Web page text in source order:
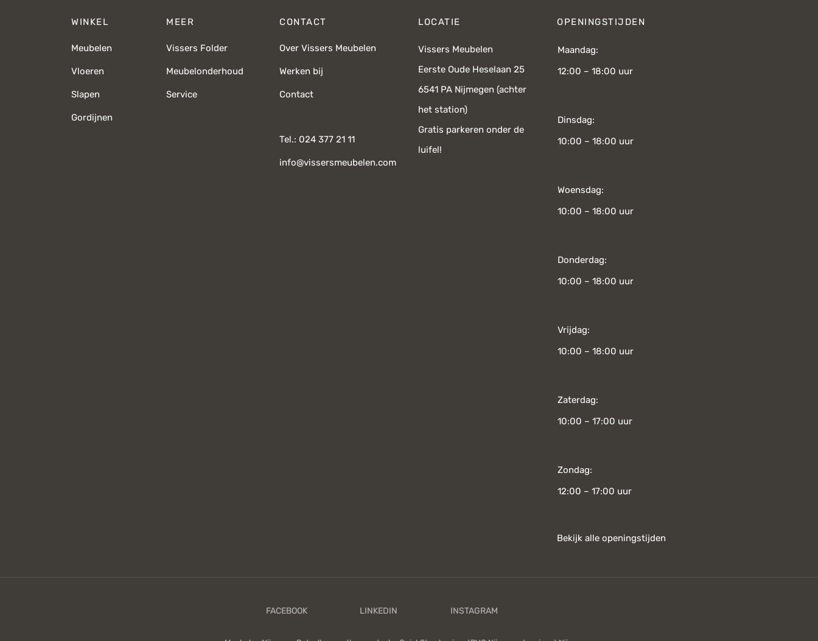
WINKEL
Meubelen
Vloeren
Slapen
Gordijnen
MEER
Vissers Folder
Meubelonderhoud
Service
CONTACT
Over Vissers Meubelen
Werken bij
Contact
Tel.: 024 377 21 11
info@vissersmeubelen.com
LOCATIE
Vissers Meubelen
Eerste Oude Heselaan 25
6541 PA Nijmegen (achter
het station)
Gratis parkeren onder de
luifel!
OPENINGSTIJDEN
Maandag:
12:00 – 18:00 uur
Dinsdag:
10:00 – 18:00 uur
Woensdag:
10:00 – 18:00 uur
Donderdag:
10:00 – 18:00 uur
Vrijdag:
10:00 – 18:00 uur
Zaterdag:
10:00 – 17:00 uur
Zondag:
12:00 – 17:00 uur
Bekijk alle openingstijden